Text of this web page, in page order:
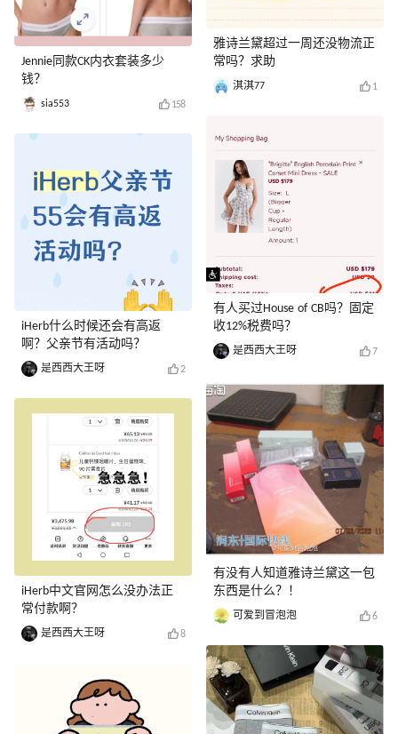
Jennie同款CK内衣套装多少
钱？
sia553 158
iHerb什么时候还会有高返
啊？父亲节有活动吗？
是西西大王呀 2
iHerb中文官网怎么没办法正
常付款啊？
是西西大王呀 8
雅诗兰黛超过一周还没物流正
常吗？求助
淇淇77 1
有人买过House of CB吗？固定
收12%税费吗？
是西西大王呀 7
有没有人知道雅诗兰黛这一包
东西是什么？！
可爱到冒泡泡 6